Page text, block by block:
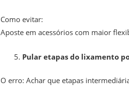
Como evitar:
Aposte em acessórios com maior
Pular etapas do lixamento
O erro: Achar que etapas